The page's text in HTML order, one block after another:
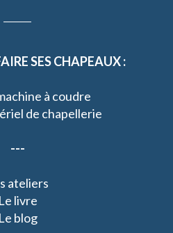
SES CHAPEAUX :
à coudre
de chapellerie
---
ateliers
Le livre
Le blog